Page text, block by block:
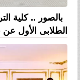
بالصور .. كلية
الطلابى الأول